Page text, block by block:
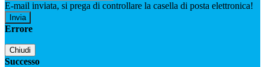
E-mail inviata, si prega di controllare la casella di posta elettronica!
Errore
Chiudi
Successo